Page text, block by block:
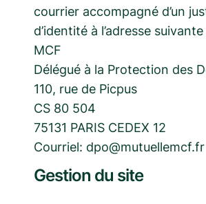
courrier accompagné d’un
d’identité à l’adresse suivante
MCF
Délégué à la Protection des
110, rue de Picpus
CS 80 504
75131 PARIS CEDEX 12
Courriel: dpo@mutuellemcf.fr
Gestion du site